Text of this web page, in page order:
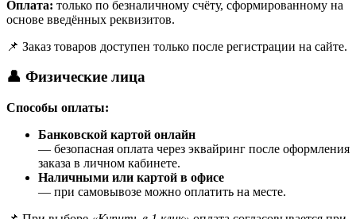
Оплата: только по безналичному счёту, сформированному на
основе введённых реквизитов.
📌 Заказ товаров доступен только после регистрации на сайте.
👤 Физические лица
Способы оплаты:
Банковской картой онлайн
— безопасная оплата через эквайринг после оформления
заказа в личном кабинете.
Наличными или картой в офисе
— при самовывозе можно оплатить на месте.